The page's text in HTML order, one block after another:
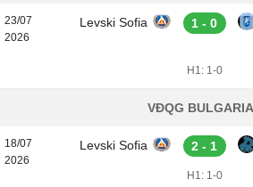
23/07
2026
Levski Sofia 1 - 0
H1: 1-0
VĐQG BULGARIA
18/07
2026
Levski Sofia 2 - 1
H1: 1-0